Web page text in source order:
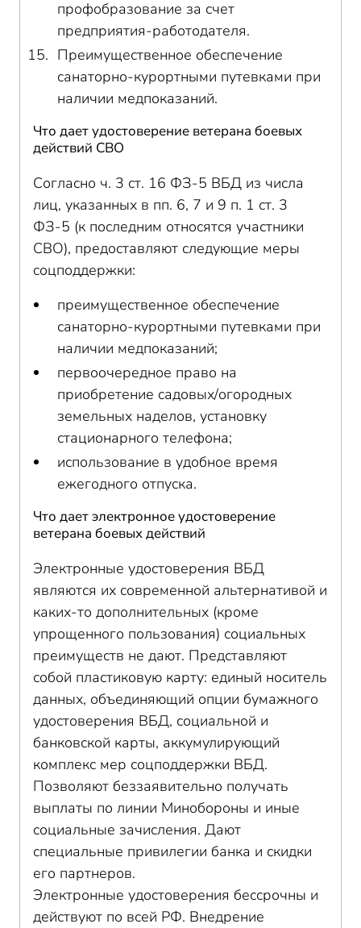
профобразование за счет
предприятия-работодателя.
Преимущественное обеспечение
санаторно-курортными путевками при
наличии медпоказаний.
Что дает удостоверение ветерана боевых
действий СВО
Согласно ч. 3 ст. 16 ФЗ-5 ВБД из числа
лиц, указанных в пп. 6, 7 и 9 п. 1 ст. 3
ФЗ-5 (к последним относятся участники
СВО), предоставляют следующие меры
соцподдержки:
преимущественное обеспечение
санаторно-курортными путевками при
наличии медпоказаний;
первоочередное право на
приобретение садовых/огородных
земельных наделов, установку
стационарного телефона;
использование в удобное время
ежегодного отпуска.
Что дает электронное удостоверение
ветерана боевых действий
Электронные удостоверения ВБД
являются их современной альтернативой и
каких-то дополнительных (кроме
упрощенного пользования) социальных
преимуществ не дают. Представляют
собой пластиковую карту: единый носитель
данных, объединяющий опции бумажного
удостоверения ВБД, социальной и
банковской карты, аккумулирующий
комплекс мер соцподдержки ВБД.
Позволяют беззаявительно получать
выплаты по линии Минобороны и иные
социальные зачисления. Дают
специальные привилегии банка и скидки
его партнеров.
Электронные удостоверения бессрочны и
действуют по всей РФ. Внедрение